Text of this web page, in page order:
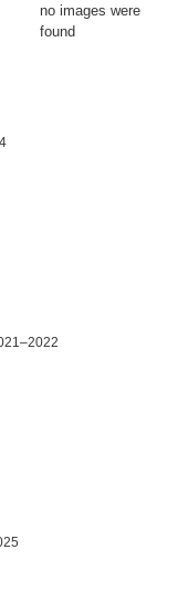
no images were
found